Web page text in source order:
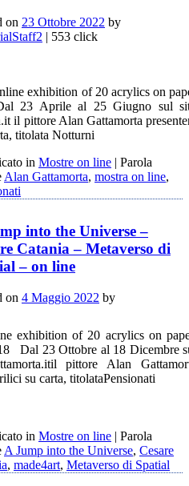
exhibition of 20 acrylics on
23 Aprile al 25 Giugno sul
il pittore Alan Gattamorta
titolata Notturni
on 23 Ottobre 2022 by
| 553 click
exhibition of 20 acrylics on
Dal 23 Ottobre al 18 Dicembre
pittore Alan
su carta, titolataPensionati
in Mostre on line | Parola
Alan Gattamorta, mostra on line,
into the Universe –
Catania – Metaverso di
– on line
on 4 Maggio 2022 by
in Mostre on line | Parola
A Jump into the Universe, Cesare
, made4art, Metaverso di Spatial